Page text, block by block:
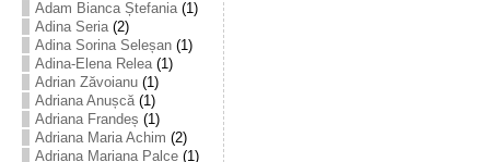
Adam Bianca Ștefania(1)
Adina Seria(2)
Adina Sorina Seleșan(1)
Adina-Elena Relea(1)
Adrian Zăvoianu(1)
Adriana Anușcă(1)
Adriana Frandeș (1)
Adriana Maria Achim (2)
Adriana Mariana Palce(1)